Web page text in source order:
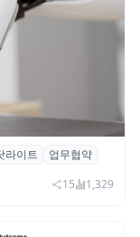
과 손잡고
라이트
업무협약
15 1,329